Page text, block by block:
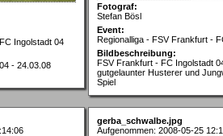
Ingolstadt 04
- 24.03.08
Fotograf:
Stefan Bösl
Event:
Regionalliga - FSV Frankfurt -
Bildbeschreibung:
FSV Frankfurt - FC Ingolstadt
gutgelaunter Husterer und
Spiel
gerba_schwalbe.jpg
Aufgenommen: 2008-05-25